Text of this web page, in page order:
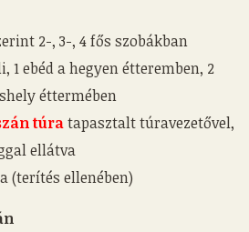
2-, 3-, 4 fős szobákban
1 ebéd a hegyen étteremben, 2
éttermében
túratapasztalt túravezetővel,
ellátva
(terítés ellenében)